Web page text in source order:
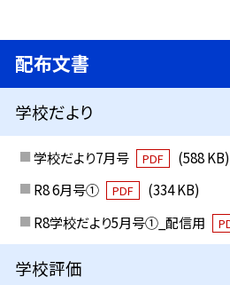
配布文書
学校だより
学校だより7月号 PDF
(588 KB)
R8 6月号①
PDF
(334 KB)
R8学校だより5月号①_配信用
学校評価